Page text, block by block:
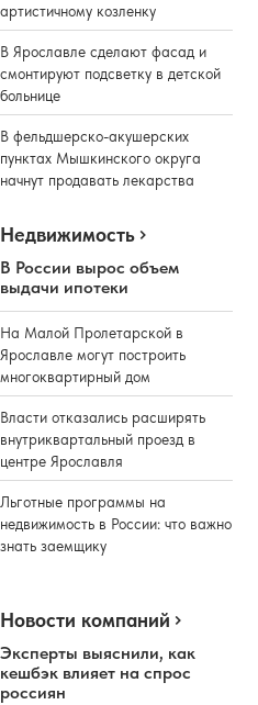
артистичному козленку
В Ярославле сделают фасад и
смонтируют подсветку в детской
больнице
В фельдшерско-акушерских
пунктах Мышкинского округа
начнут продавать лекарства
Недвижимость
В России вырос объем
выдачи ипотеки
На Малой Пролетарской в
Ярославле могут построить
многоквартирный дом
Власти отказались расширять
внутриквартальный проезд в
центре Ярославля
Льготные программы на
недвижимость в России: что важно
знать заемщику
Новости компаний
Эксперты выяснили, как
кешбэк влияет на спрос
россиян